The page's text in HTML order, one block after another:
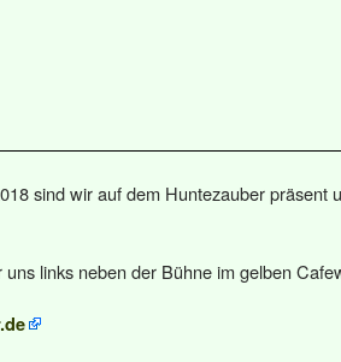
sind wir auf dem Huntezauber präsent
links neben der Bühne im gelben